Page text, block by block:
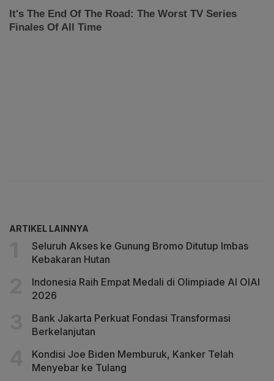
ARTIKEL LAINNYA
Seluruh Akses ke Gunung Bromo Ditutup Imbas
Kebakaran Hutan
Indonesia Raih Empat Medali di Olimpiade AI OIAI
2026
Bank Jakarta Perkuat Fondasi Transformasi
Berkelanjutan
Kondisi Joe Biden Memburuk, Kanker Telah
Menyebar ke Tulang